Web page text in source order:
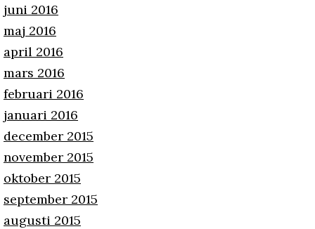
juni 2016
maj 2016
april 2016
mars 2016
februari 2016
januari 2016
december 2015
november 2015
oktober 2015
september 2015
augusti 2015